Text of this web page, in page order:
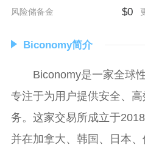
风险储备金 $0
Biconomy简介
Biconomy是一家全球
专注于为用户提供安全、
务。这家交易所成立于
并在加拿大、韩国、日本